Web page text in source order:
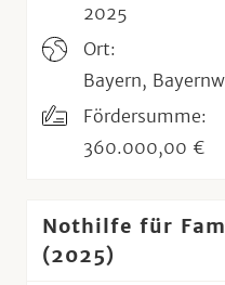
2025
Ort:
Bayern,
Fördersumme:
360.000,00 €
Nothilfe für
(2025)